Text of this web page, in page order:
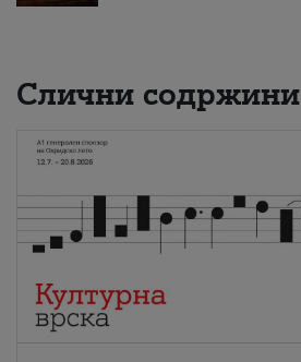
Слични содржини